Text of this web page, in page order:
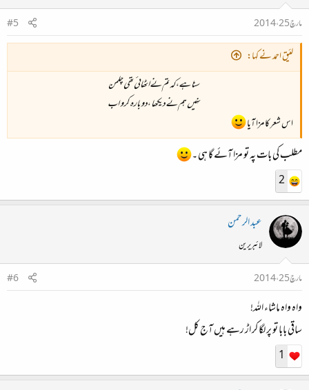
مارچ 25، 2014
#5
لئیق احمد نے کہا:
سنا ہے،کہ تم نےاٹھائی تھی چلمن
نہیں ہم نے دیکھا ،دوبارہ کرو اب
اس شعر کا مزا آیا
مطلب کی بات پہ تو مزا آئے گا ہی ۔
2
عبد الرحمن
لائبریرین
مارچ 25، 2014
#6
واہ واہ ماشاء اللہ!
ساقی بابا تو پر لگا کر اڑ رہے ہیں آج کل!
1